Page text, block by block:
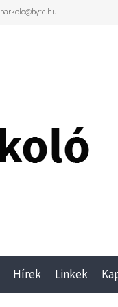
parkolo@byte.hu
Hírek Linkek